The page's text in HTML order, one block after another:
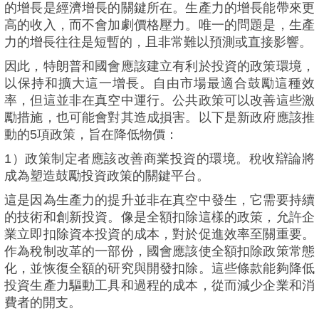
的增長是經濟增長的關鍵所在。生產力的增長能帶來更
高的收入，而不會加劇價格壓力。唯一的問題是，生產
力的增長往往是短暫的，且非常難以預測或直接影響。
因此，特朗普和國會應該建立有利於投資的政策環境，
以保持和擴大這一增長。自由市場最適合鼓勵這種效
率，但這並非在真空中運行。公共政策可以改善這些激
勵措施，也可能會對其造成損害。以下是新政府應該推
動的5項政策，旨在降低物價：
1）政策制定者應該改善商業投資的環境。稅收辯論將
成為塑造鼓勵投資政策的關鍵平台。
這是因為生產力的提升並非在真空中發生，它需要持續
的技術和創新投資。像是全額扣除這樣的政策，允許企
業立即扣除資本投資的成本，對於促進效率至關重要。
作為稅制改革的一部份，國會應該使全額扣除政策常態
化，並恢復全額的研究與開發扣除。這些條款能夠降低
投資生產力驅動工具和過程的成本，從而減少企業和消
費者的開支。